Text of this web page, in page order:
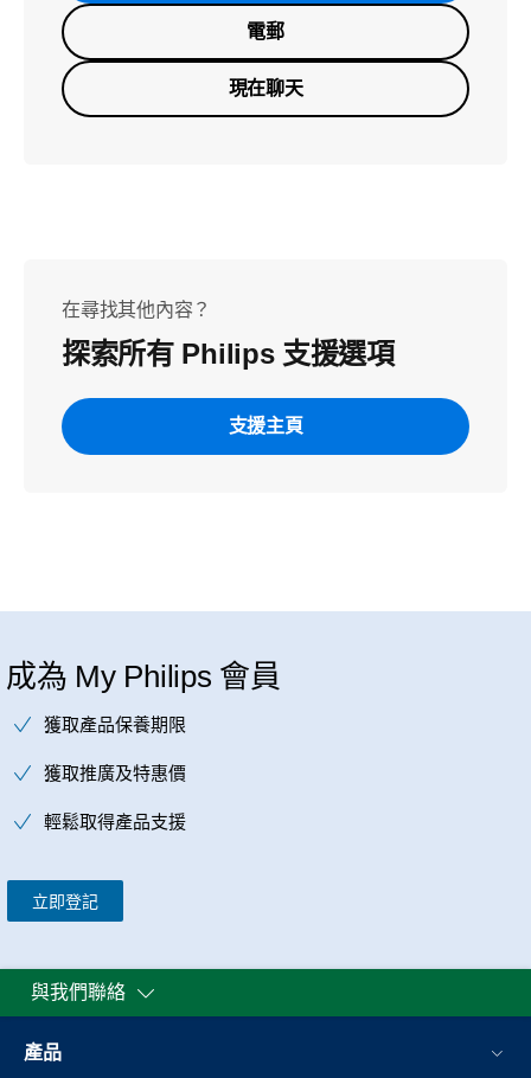
電郵
現在聊天
在尋找其他內容？
探索所有 Philips 支援選項
支援主頁
成為 My Philips 會員
獲取產品保養期限
獲取推廣及特惠價
輕鬆取得產品支援
立即登記
與我們聯絡
產品